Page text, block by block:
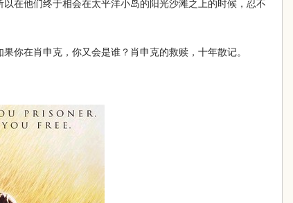
在他们终于相会在太平洋小岛的阳光沙滩之上的时候，忍不
在肖申克，你又会是谁？肖申克的救赎，十年散记。